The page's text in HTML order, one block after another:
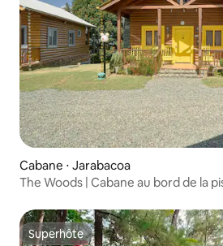
Cabane ⋅ Jarabacoa
The Woods | Cabane au bord de la
Superhôte
Superhôte